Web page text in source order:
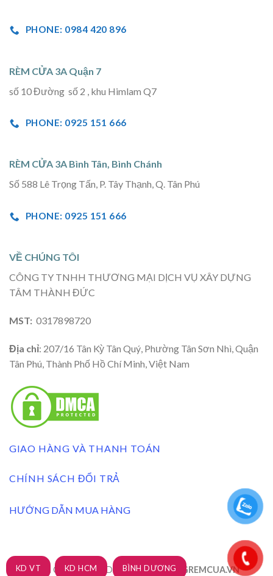
PHONE: 0984 420 896
RÈM CỬA 3A Quận 7
số 10 Đường số 2 , khu Himlam Q7
PHONE: 0925 151 666
RÈM CỬA 3A Bình Tân, Bình Chánh
Số 588 Lê Trọng Tấn, P. Tây Thạnh, Q. Tân Phú
PHONE: 0925 151 666
VỀ CHÚNG TÔI
CÔNG TY TNHH THƯƠNG MẠI DỊCH VỤ XÂY DỰNG
TÂM THÀNH ĐỨC
MST: 0317898720
Địa chỉ: 207/16 Tân Kỳ Tân Quý, Phường Tân Sơn Nhì, Quận
Tân Phú, Thành Phố Hồ Chí Minh, Việt Nam
GIAO HÀNG VÀ THANH TOÁN
CHÍNH SÁCH ĐỔI TRẢ
HƯỚNG DẪN MUA HÀNG
RÈM CỬA 3A BLINDS 2026 ©| XUONGREMCUA.VN
KD VT KD HCM BÌNH DƯƠNG